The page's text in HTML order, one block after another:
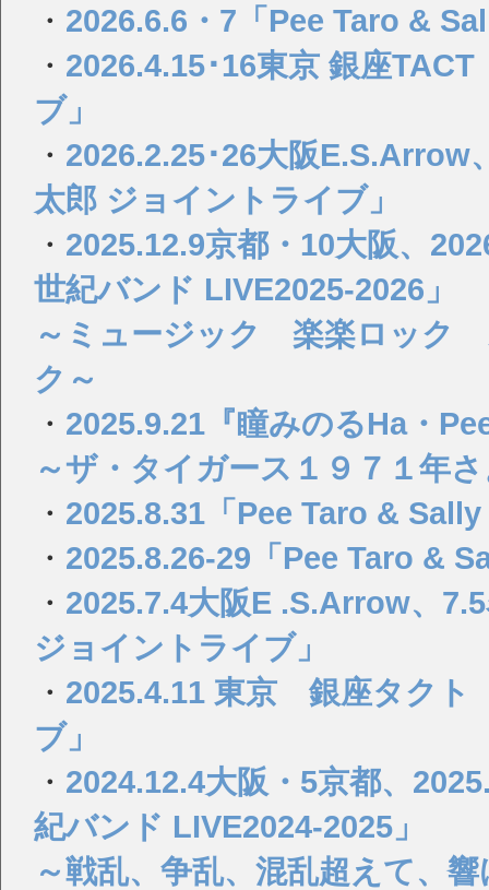
・ 2026.6.6・7「Pee Taro &
・ 2026.4.15･16東京 銀座
ブ」
・ 2026.2.25･26大阪E.S.Arrow
太郎 ジョイントライブ」
・ 2025.12.9京都・10大阪、
世紀バンド LIVE2025-2026」
～ミュージック 楽楽ロック
ク～
・ 2025.9.21『瞳みのるHa・
～ザ・タイガース１９７１年
・ 2025.8.31「Pee Taro &
・ 2025.8.26-29「Pee Taro &
・ 2025.7.4大阪E .S.Arrow、
ジョイントライブ」
・ 2025.4.11 東京 銀座タクト
ブ」
・ 2024.12.4大阪・5京都、
紀バンド LIVE2024-2025」
～戦乱、争乱、混乱超えて、